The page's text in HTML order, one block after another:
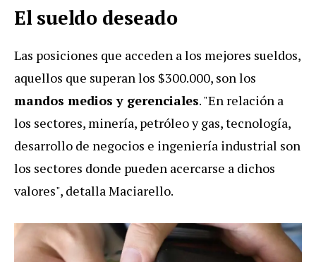
El sueldo deseado
Las posiciones que acceden a los mejores sueldos,
aquellos que superan los $300.000, son los
mandos medios y gerenciales. "En relación a
los sectores, minería, petróleo y gas, tecnología,
desarrollo de negocios e ingeniería industrial son
los sectores donde pueden acercarse a dichos
valores", detalla Maciarello.